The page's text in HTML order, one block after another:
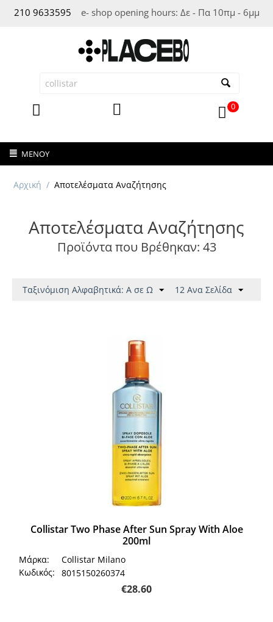
210 9633595 e- shop opening hours: Δε - Πα 10πμ - 6μμ
0
ΜΕΝΟΎ
Αρχική / Αποτελέσματα Αναζήτησης
Αποτελέσματα Αναζήτησης
Προϊόντα που Βρέθηκαν: 43
Ταξινόμιση Αλφαβητικά: A σε Ω 12 Ανα Σελίδα
Collistar Two Phase After Sun Spray With Aloe
200ml
Μάρκα:
Collistar Milano
Κωδικός:
8015150260374
€28.60